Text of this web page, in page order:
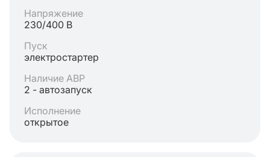
Напряжение
230/400 В
Пуск
электростартер
Наличие АВР
2 - автозапуск
Исполнение
открытое